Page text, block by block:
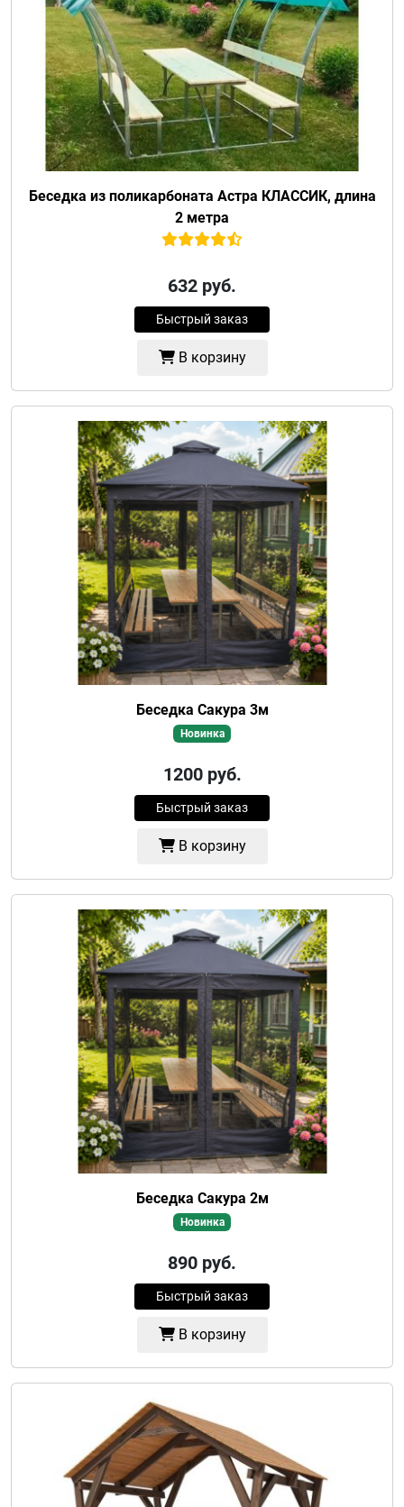
Беседка из поликарбоната Астра КЛАССИК, длина
2 метра
632 руб.
Быстрый заказ
В корзину
Беседка Сакура 3м
Новинка
1200руб.
Быстрый заказ
В корзину
Беседка Сакура 2м
Новинка
890 руб.
Быстрый заказ
В корзину